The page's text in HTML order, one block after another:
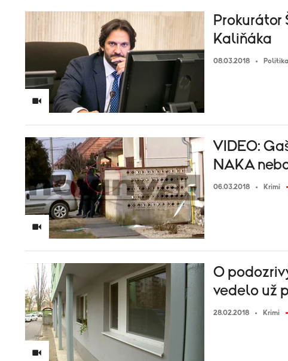
Prokurátor
Kaliňáka
08.03.2018 Politika
VIDEO:
NAKA
06.03.2018 Krimi
O
vedelo už
28.02.2018 Krimi